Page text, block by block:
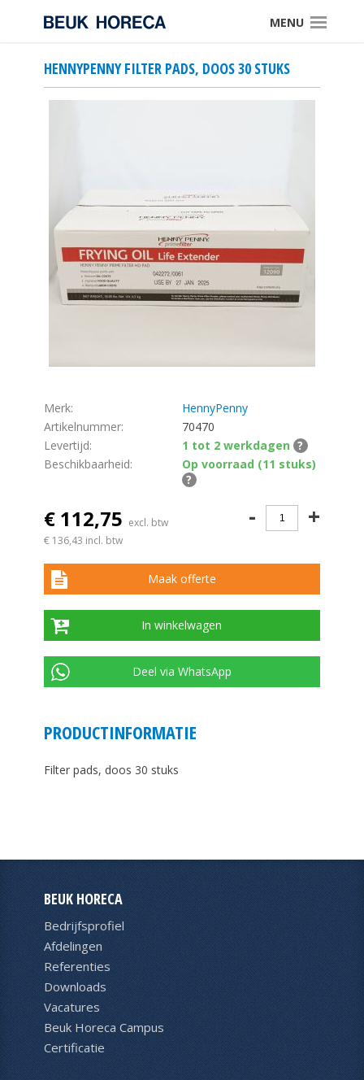
MENU
HENNYPENNY FILTER PADS, DOOS 30 STUKS
Merk:
HennyPenny
Artikelnummer:
70470
Levertijd:
1 tot 2 werkdagen ?
Beschikbaarheid:
Op voorraad (11 stuks)
?
- +
€ 112,75 excl. btw
€ 136,43 incl. btw
Maak offerte
In winkelwagen
Deel via WhatsApp
PRODUCTINFORMATIE
Filter pads, doos 30 stuks
BEUK HORECA
Bedrijfsprofiel
Afdelingen
Referenties
Downloads
Vacatures
Beuk Horeca Campus
Certificatie